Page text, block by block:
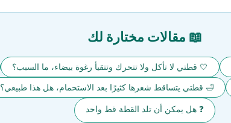
📖 مقالات مختارة لك
🤍 قطتي لا تأكل ولا تتحرك وتتقيأ رغوة بيضاء، ما السبب؟
🛁 قطتي يتساقط شعرها كثيرًا بعد الاستحمام، هل هذا طبيعي؟
❓ هل يمكن أن تلد القطة قط واحد